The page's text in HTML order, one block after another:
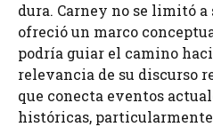
dura. Carney no se limitó a
ofreció un marco
podría guiar el camino
relevancia de su discurso
que conecta eventos
históricas,